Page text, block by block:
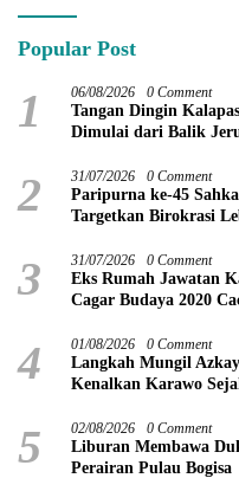
Popular Post
1 06/08/2026 0 Comment
Tangan Dingin
Dimulai dari Balik
2 31/07/2026 0 Comment
Paripurna ke-45
Targetkan Birokrasi
3 31/07/2026 0 Comment
Eks Rumah Jawatan
Cagar Budaya 2020
4 01/08/2026 0 Comment
Langkah Mungil
Kenalkan Karawo
5 02/08/2026 0 Comment
Liburan Membawa
Perairan Pulau Bogisa